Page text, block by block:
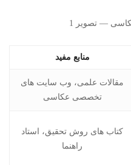
منابع مفید
مقالات علمی، وب سایت های
تخصصی عکاسی
کتاب های روش تحقیق، استاد
راهنما